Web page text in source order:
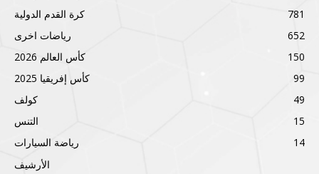
كرة القدم الدولية
781
رياضات اخرى
652
كأس العالم 2026
150
كأس إفريقيا 2025
99
كولف
49
التنس
15
رياضة السيارات
14
الأرشيف